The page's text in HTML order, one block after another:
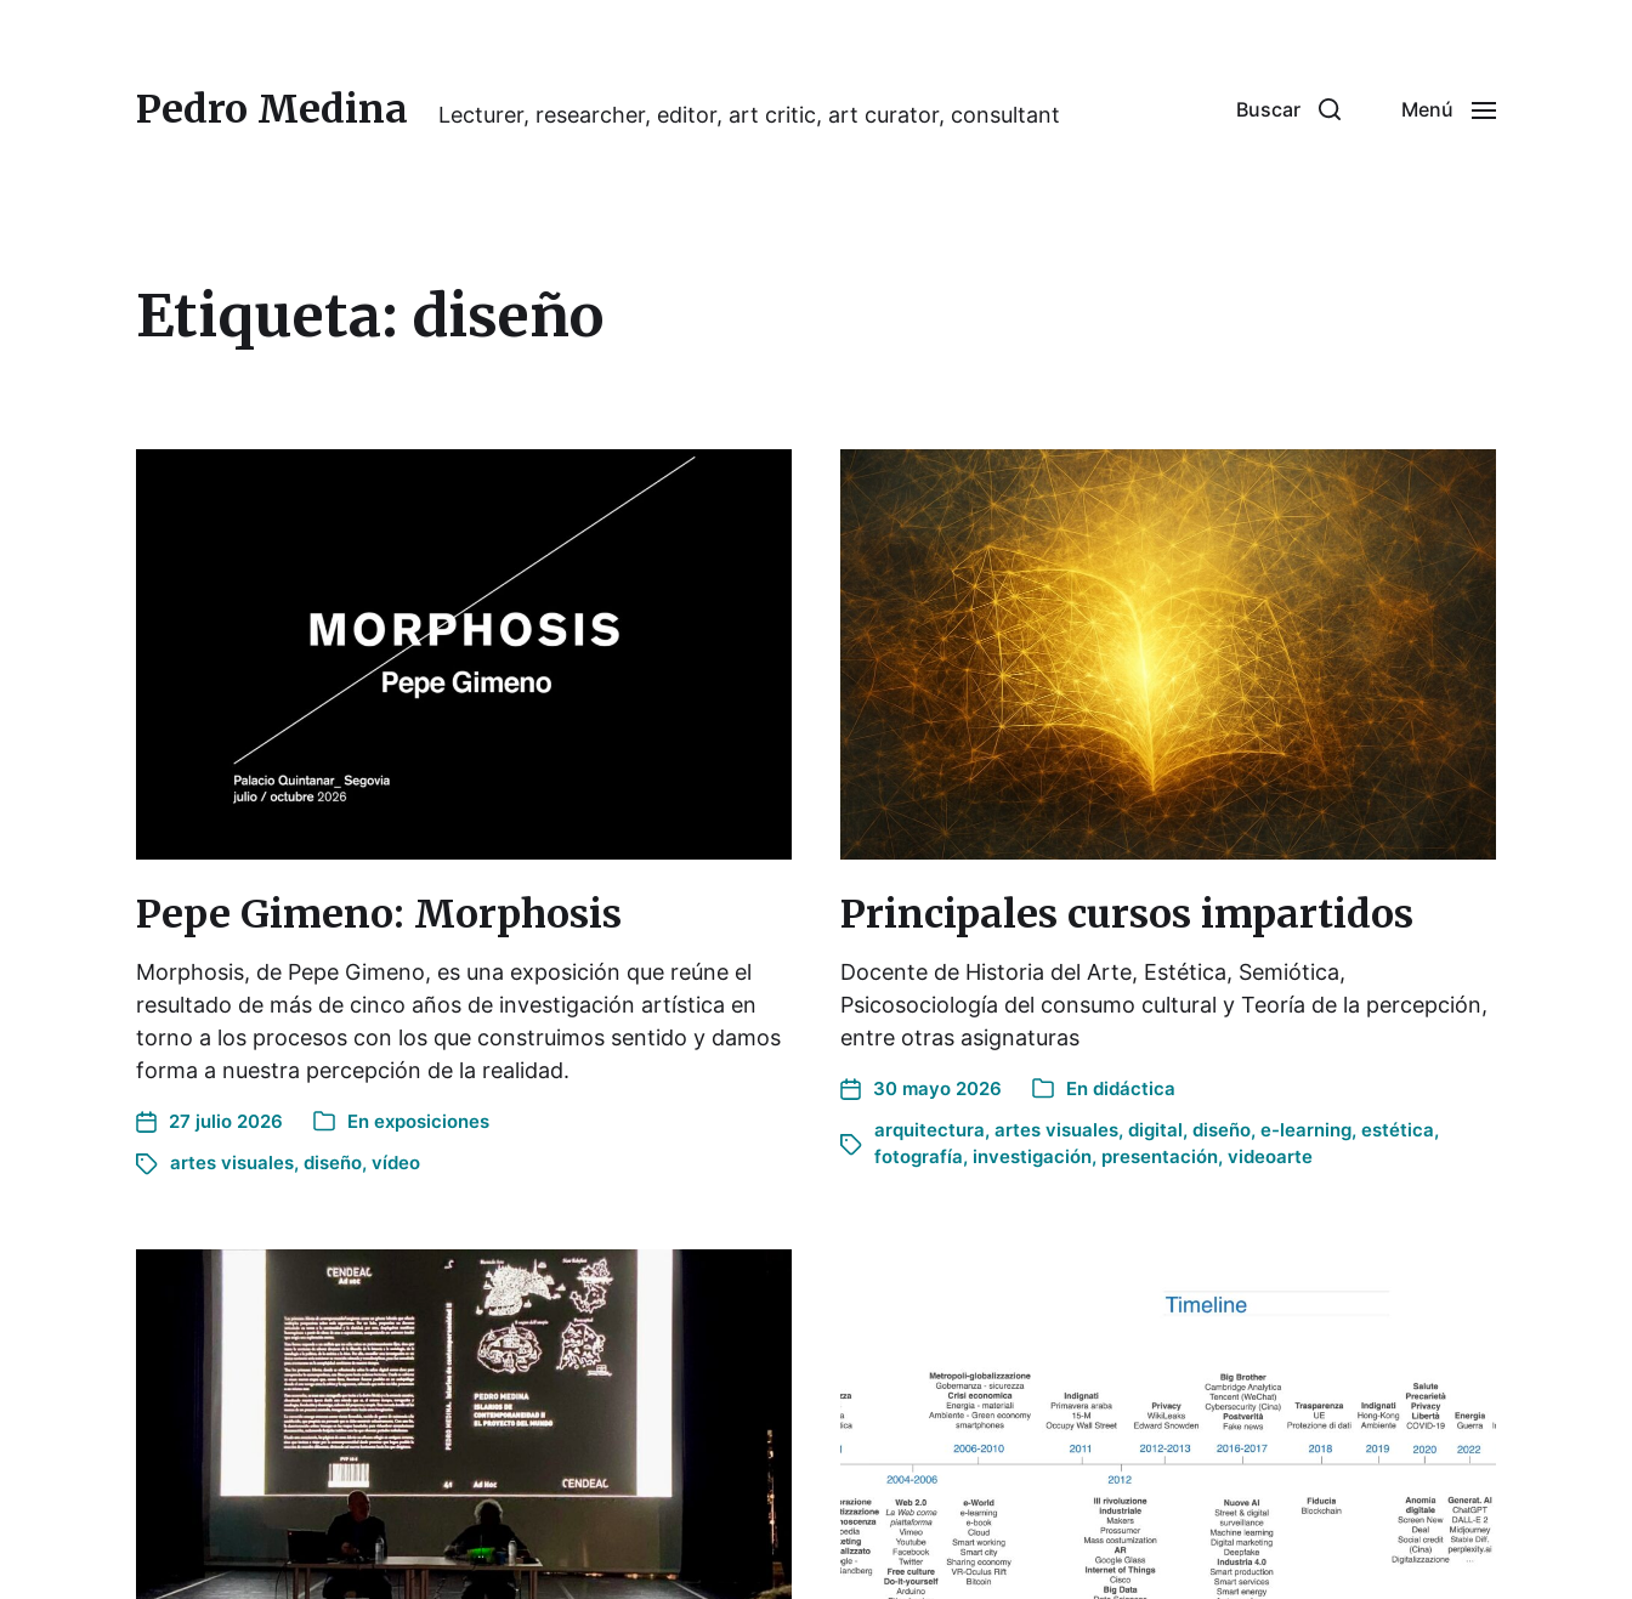
Pedro Medina Lecturer, researcher, editor, art critic, art curator, consultant Buscar Menú
Etiqueta: diseño
Pepe Gimeno: Morphosis
Morphosis, de Pepe Gimeno, es una exposición que reúne el
resultado de más de cinco años de investigación artística en
torno a los procesos con los que construimos sentido y damos
forma a nuestra percepción de la realidad.
27 julio 2026 En exposiciones
artes visuales, diseño, vídeo
Principales cursos impartidos
Docente de Historia del Arte, Estética, Semiótica,
Psicosociología del consumo cultural y Teoría de la percepción,
entre otras asignaturas
30 mayo 2026 En didáctica
arquitectura, artes visuales, digital, diseño, e-learning, estética,
fotografía, investigación, presentación, videoarte